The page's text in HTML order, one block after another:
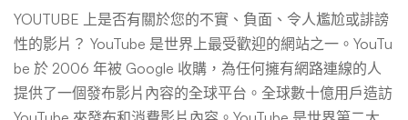
（自行處理）到數百美元（聘請專業服務）。 騷擾與霸凌
影片影片針對您進行人身攻擊、威脅或系統性騷擾。YouTu
be近年加強打擊騷擾行為，但對於「批評」與「騷擾」的判
定仍有灰色地帶。這類申訴可能需要多次提交，費用取決於
是否委託第三方協助。 假冒身分影片有人建立假冒頻道或
YOUTUBE 上是否有關於您的不實、負面、令人尷尬或誹謗
性的影片？ YouTube 是世界上最受歡迎的網站之一。YouTu
be 於 2006 年被 Google 收購，為任何擁有網路連線的人
提供了一個發布影片內容的全球平台。全球數十億用戶造訪